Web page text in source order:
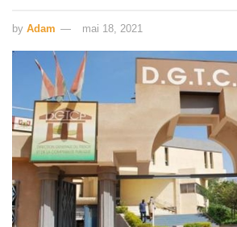
by Adam mai 18, 2021